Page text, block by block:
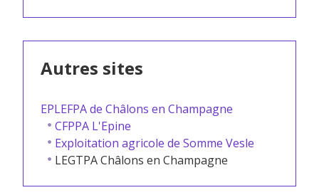
Autres sites
EPLEFPA de Châlons en Champagne
CFPPA L'Epine
Exploitation agricole de Somme Vesle
LEGTPA Châlons en Champagne